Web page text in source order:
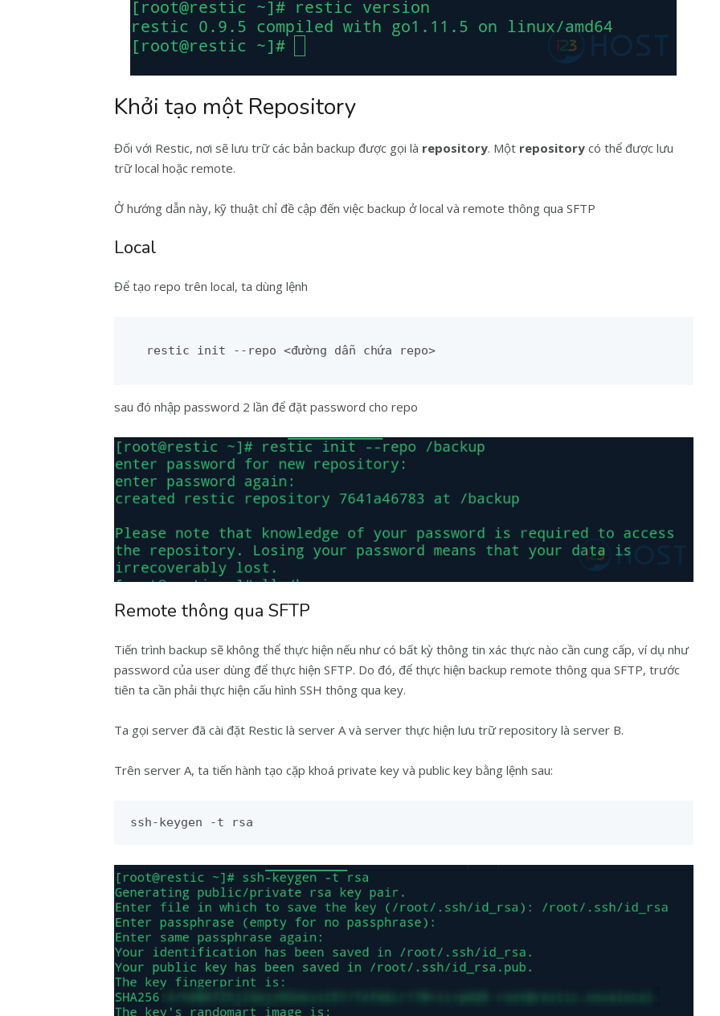
Khởi tạo một Repository
Đối với Restic, nơi sẽ lưu trữ các bản backup được gọi là repository. Một repository có thể được lưu
trữ local hoặc remote.
Ở hướng dẫn này, kỹ thuật chỉ đề cập đến việc backup ở local và remote thông qua SFTP
Local
Để tạo repo trên local, ta dùng lệnh
restic init --repo <đường dẫn chứa repo>
sau đó nhập password 2 lần để đặt password cho repo
Remote thông qua SFTP
Tiến trình backup sẽ không thể thực hiện nếu như có bất kỳ thông tin xác thực nào cần cung cấp, ví dụ như
password của user dùng để thực hiện SFTP. Do đó, để thực hiện backup remote thông qua SFTP, trước
tiên ta cần phải thực hiện cấu hình SSH thông qua key.
Ta gọi server đã cài đặt Restic là server A và server thực hiện lưu trữ repository là server B.
Trên server A, ta tiến hành tạo cặp khoá private key và public key bằng lệnh sau:
ssh-keygen -t rsa